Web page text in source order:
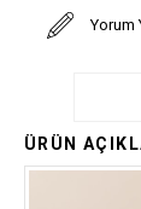
Yorum
ÜRÜN